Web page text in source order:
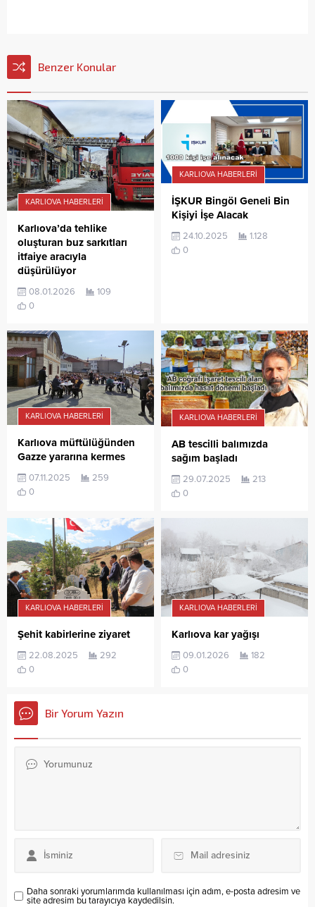
Benzer Konular
KARLIOVA HABERLERI
Karlıova’da tehlike
oluşturan buz sarkıtları
itfaiye aracıyla
düşürülüyor
08.01.2026
109
0
KARLIOVA HABERLERI
İŞKUR Bingöl Geneli Bin
Kişiyi İşe Alacak
24.10.2025
1.128
0
KARLIOVA HABERLERI
Karlıova müftülüğünden
Gazze yararına kermes
07.11.2025
259
0
KARLIOVA HABERLERI
AB tescilli balımızda
sağım başladı
29.07.2025
213
0
KARLIOVA HABERLERI
Şehit kabirlerine ziyaret
22.08.2025
292
0
KARLIOVA HABERLERI
Karlıova kar yağışı
09.01.2026
182
0
Bir Yorum Yazın
Daha sonraki yorumlarımda kullanılması için adım, e-posta adresim ve
site adresim bu tarayıcıya kaydedilsin.